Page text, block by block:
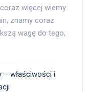
więcej wiemy
znamy coraz
wagę do tego,
– właściwości i